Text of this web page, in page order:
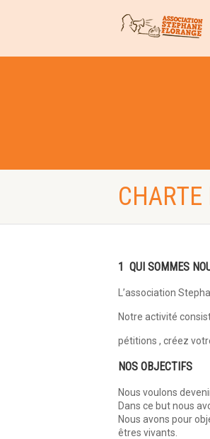
CHARTE
1 QUI SOMMES
L’association
Notre activité
pétitions , créez
NOS OBJECTIFS
Nous voulons
Dans ce but nous
Nous avons pour
êtres vivants.